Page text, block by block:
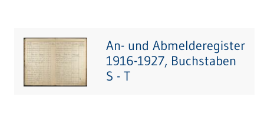
An- und Abmelderegister
1916-1927, Buchstaben
S - T